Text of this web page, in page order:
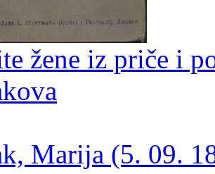
žene iz priče i
Marija (5. 09.